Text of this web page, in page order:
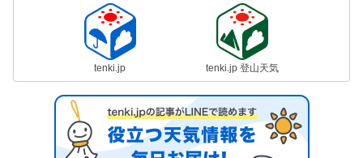
tenki.jp tenki.jp 登山天気